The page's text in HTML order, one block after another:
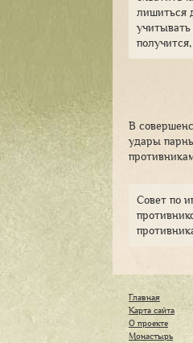
лишиться
В
удары
Совет по
Главная
Карта сайта
О проекте
Монастырь